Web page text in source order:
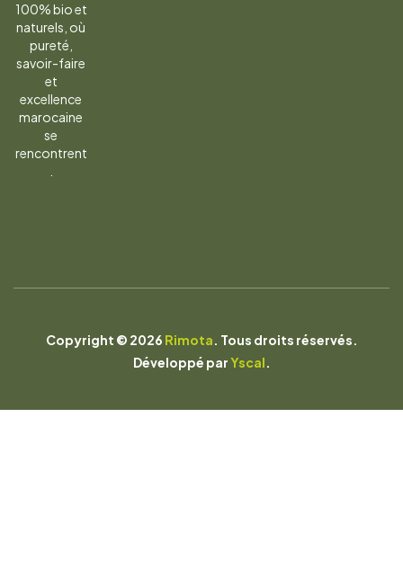
100% bio et
naturels, où
pureté,
savoir-faire
et
excellence
marocaine
se
rencontrent
Copyright © 2026 Rimota. Tous droits réservés.
Développé parYscal.